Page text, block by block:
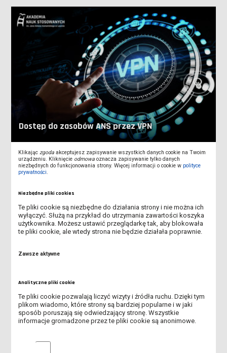
Dostęp do zasobów ANS przez VPN
Data publikacji: 25 kwietnia 2024
bezprzewodowa
Data publikacji: 22 lutego 2024
Data publikacji: 03 października
2023
Konfiguracja dodatkowego
Klikając zgoda akceptujesz zapisywanie wszystkich danych cookie na Twoim
urządzeniu. Kliknięcie odmowa oznacza zapisywanie tylko danych
niezbędnych do funkcjonowania strony. Więcej informacji o cookie w polityce
prywatności
Niezbędne pliki cookies
Te pliki cookie są niezbędne do działania strony i nie można ich
wyłączyć. Służą na przykład do utrzymania zawartości koszyka
użytkownika. Możesz ustawić przeglądarkę tak, aby blokowała
te pliki cookie, ale wtedy strona nie będzie działała poprawnie.
Zawsze aktywne
Analityczne pliki cookie
Te pliki cookie pozwalają liczyć wizyty i źródła ruchu. Dzięki tym
plikom wiadomo, które strony są bardziej popularne i w jaki
sposób poruszają się odwiedzający stronę. Wszystkie
informacje gromadzone przez te pliki cookie są anonimowe.
Analityczne pliki cookie